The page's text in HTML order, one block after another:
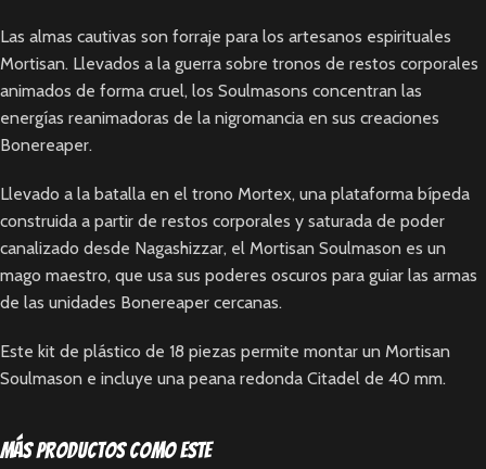
Las almas cautivas son forraje para los artesanos espirituales
Mortisan. Llevados a la guerra sobre tronos de restos corporales
animados de forma cruel, los Soulmasons concentran las
energías reanimadoras de la nigromancia en sus creaciones
Bonereaper.
Llevado a la batalla en el trono Mortex, una plataforma bípeda
construida a partir de restos corporales y saturada de poder
canalizado desde Nagashizzar, el Mortisan Soulmason es un
mago maestro, que usa sus poderes oscuros para guiar las armas
de las unidades Bonereaper cercanas.
Este kit de plástico de 18 piezas permite montar un Mortisan
Soulmason e incluye una peana redonda Citadel de 40 mm.
Más productos como este